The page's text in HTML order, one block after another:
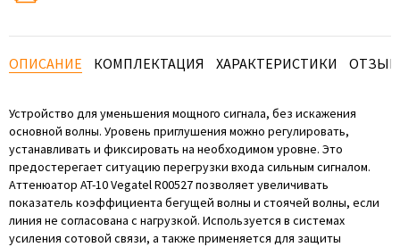
ОПИСАНИЕ КОМПЛЕКТАЦИЯ ХАРАКТЕРИСТИКИ
Устройство для уменьшения мощного сигнала, без искажения
основной волны. Уровень приглушения можно регулировать,
устанавливать и фиксировать на необходимом уровне. Это
предостерегает ситуацию перегрузки входа сильным сигналом.
Аттенюатор AT-10 Vegatel R00527 позволяет увеличивать
показатель коэффициента бегущей волны и стоячей волны, если
линия не согласована с нагрузкой. Используется в системах
усиления сотовой связи, а также применяется для защиты